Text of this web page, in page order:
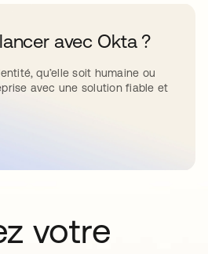
avec Okta ?
qu’elle soit humaine ou
avec une solution fiable et
un nouvel onglet
votre